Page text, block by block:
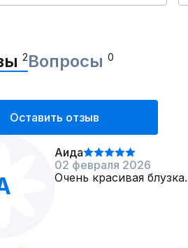
2Вопросы 0
Оставить отзыв
Аида
02 февраля 2026
Очень красивая